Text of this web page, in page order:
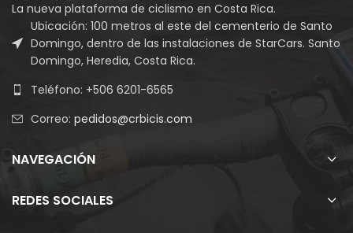
La nueva plataforma de ciclismo en Costa Rica.
Ubicación: 100 metros al este del cementerio de Santo
Domingo, dentro de las instalaciones de StarCars. Santo
Domingo, Heredia, Costa Rica.
Teléfono: +506 6201-6565
Correo: pedidos@crbicis.com
NAVEGACIÓN
REDES SOCIALES